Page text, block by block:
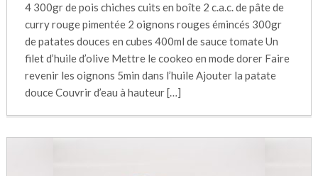
4 300gr de pois chiches cuits en boîte 2 c.a.c. de pâte de
curry rouge pimentée 2 oignons rouges émincés 300gr
de patates douces en cubes 400ml de sauce tomate Un
filet d’huile d’olive Mettre le cookeo en mode dorer Faire
revenir les oignons 5min dans l’huile Ajouter la patate
douce Couvrir d’eau à hauteur […]